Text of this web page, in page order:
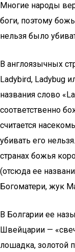
Многие народы
боги, поэтому
нельзя было
В англоязычных
Ladybird, Ladybug
названия слово
соответственно
считается
убивать его
странах божья
(отсюда ее
Богоматери, жук
В Болгаpии ее
Швейцарии —
лошадка, золотой